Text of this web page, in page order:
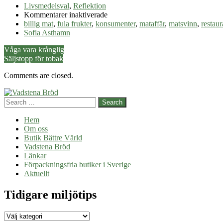
Livsmedelsval, Reflektion
Kommentarer inaktiveradeför
Matsvinn
billig mat, fula frukter, konsumenter, mataffär, matsvinn,
Sofia Asthamn
Post
navigation
Våga vara krånglig
Säljstopp för tobak
Comments are closed.
Search
Hem
Om oss
Butik Bättre Värld
Vadstena Bröd
Länkar
Förpackningsfria butiker i Sverige
Aktuellt
Tidigare miljötips
Tidigare